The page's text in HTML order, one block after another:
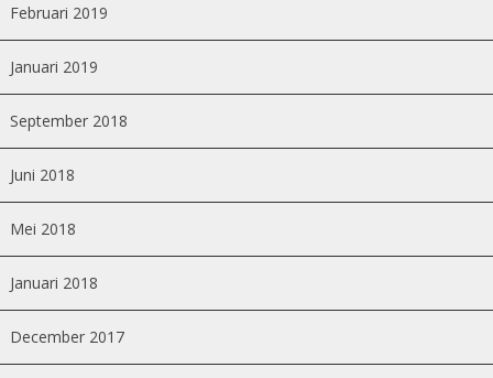
Februari 2019
Januari 2019
September 2018
Juni 2018
Mei 2018
Januari 2018
December 2017